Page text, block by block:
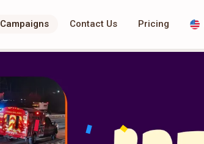
Campaigns Contact Us Pricing